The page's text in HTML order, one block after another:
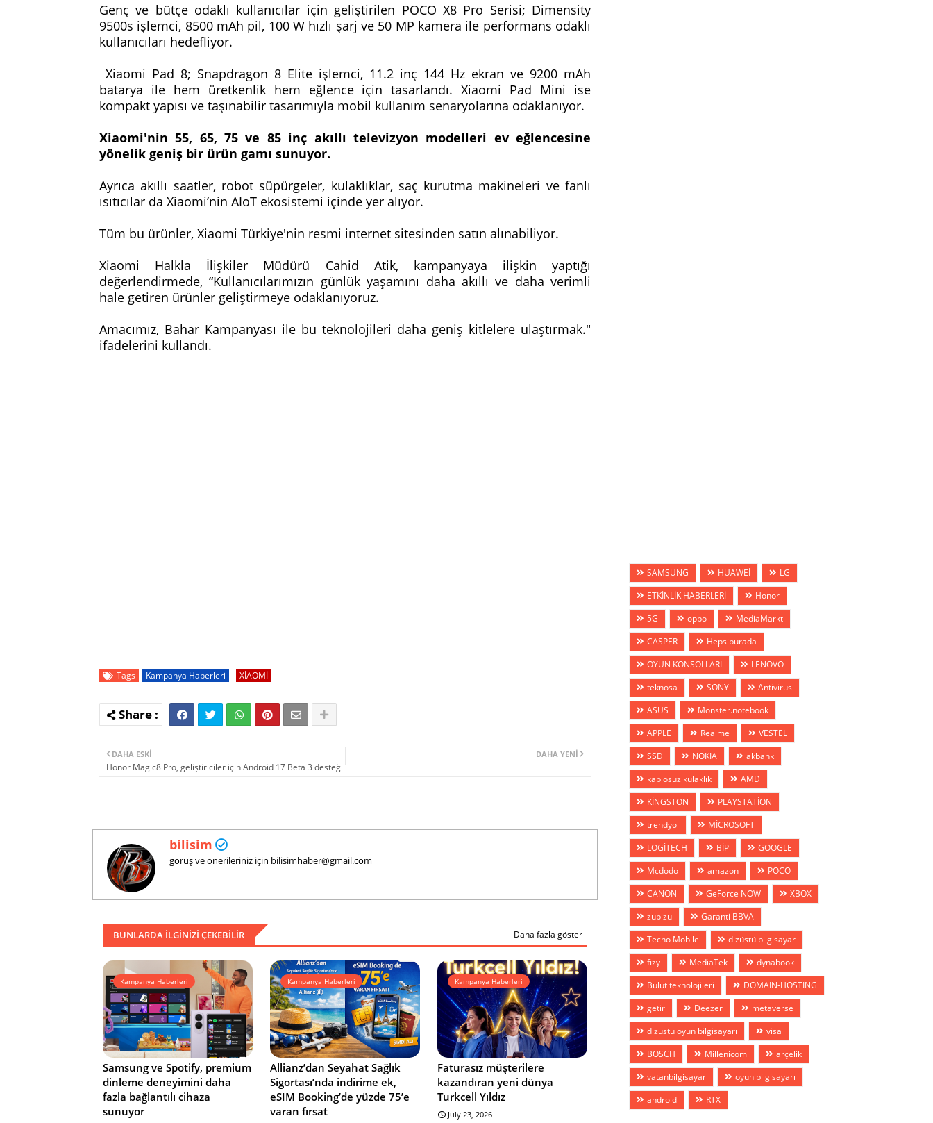
Genç ve bütçe odaklı kullanıcılar için geliştirilen POCO X8 Pro Serisi; Dimensity
9500s işlemci, 8500 mAh pil, 100 W hızlı şarj ve 50 MP kamera ile performans odaklı
kullanıcıları hedefliyor.
Xiaomi Pad 8; Snapdragon 8 Elite işlemci, 11.2 inç 144 Hz ekran ve 9200 mAh
batarya ile hem üretkenlik hem eğlence için tasarlandı. Xiaomi Pad Mini ise
kompakt yapısı ve taşınabilir tasarımıyla mobil kullanım senaryolarına odaklanıyor.
Xiaomi'nin 55, 65, 75 ve 85 inç akıllı televizyon modelleri ev eğlencesine
yönelik geniş bir ürün gamı sunuyor.
Ayrıca akıllı saatler, robot süpürgeler, kulaklıklar, saç kurutma makineleri ve fanlı
ısıtıcılar da Xiaomi’nin AIoT ekosistemi içinde yer alıyor.
Tüm bu ürünler, Xiaomi Türkiye'nin resmi internet sitesinden satın alınabiliyor.
Xiaomi Halkla İlişkiler Müdürü Cahid Atik, kampanyaya ilişkin yaptığı
değerlendirmede, “Kullanıcılarımızın günlük yaşamını daha akıllı ve daha verimli
hale getiren ürünler geliştirmeye odaklanıyoruz.
Amacımız, Bahar Kampanyası ile bu teknolojileri daha geniş kitlelere ulaştırmak."
ifadelerini kullandı.
Tags Kampanya Haberleri XİAOMİ
DAHA YENI
DAHA ESKI
Honor Magic8 Pro, geliştiriciler için Android 17 Beta 3 desteği
bilisim
görüş ve önerileriniz için bilisimhaber@gmail.com
BUNLARDA ILGINIZI ÇEKEBILIR Daha fazla göster
Kampanya Haberleri
Samsung ve Spotify, premium
dinleme deneyimini daha
fazla bağlantılı cihaza
sunuyor
Kampanya Haberleri
Allianz’dan Seyahat Sağlık
Sigortası’nda indirime ek,
eSIM Booking’de yüzde 75’e
varan fırsat
Kampanya Haberleri
Faturasız müşterilere
kazandıran yeni dünya
Turkcell Yıldız
July 23, 2026
SAMSUNG HUAWEİ
LG
ETKİNLİK HABERLERİ
Honor
5G
oppo
MediaMarkt
CASPER
Hepsiburada
OYUN KONSOLLARI
LENOVO
teknosa
SONY
Antivirus
ASUS
Monster.notebook
APPLE
Realme
VESTEL
SSD
NOKIA
akbank
kablosuz kulaklık
AMD
KİNGSTON
PLAYSTATİON
trendyol
MİCROSOFT
LOGİTECH
BİP
GOOGLE
Mcdodo
amazon
POCO
CANON
GeForce NOW
XBOX
zubizu
Garanti BBVA
Tecno Mobile
dizüstü bilgisayar
fizy
MediaTek
dynabook
Bulut teknolojileri
DOMAİN-HOSTİNG
getir
Deezer
metaverse
dizüstü oyun bilgisayarı
visa
BOSCH
Millenicom
arçelik
vatanbilgisayar
oyun bilgisayarı
android
RTX